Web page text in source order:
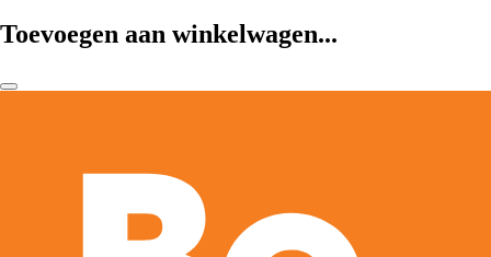
Toevoegen aan winkelwagen...